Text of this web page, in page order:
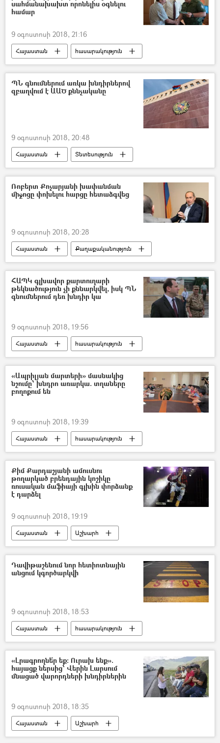
սահմանախախտ որոնելիս օգնելու
համար
9 օգոստոսի 2018, 21:16
Հայաստան
հասարակություն
Թուրքիա
ՊՆ գնումներում առկա խնդիրներով
զբաղվում է ԱԱԾ քննչականը
9 օգոստոսի 2018, 20:48
Հայաստան
Տնտեսություն
ՀՀ պաշտպանության նախարարություն (ՊՆ)
ՀՀ ազգային անվտանգության ծառայություն. ԱԱԾ
Ռոբերտ Քոչարյանի խափանման
միջոցը փոխելու հարցը հետաձգվեց
9 օգոստոսի 2018, 20:28
Հայաստան
Քաղաքականություն
«Մարտի 1»-ի գործը
Ռոբերտ Քոչարյան
ՀԱՊԿ գլխավոր քարտուղարի
թեկնածություն չի քննարկվել, իսկ ՊՆ
գնումներում դեռ խնդիր կա
9 օգոստոսի 2018, 19:56
Հայաստան
հասարակություն
Դավիթ Տոնոյան
«Մարտի 1»-ի գործը
«Ապրիլյան մարտերի» մասնակից
նշումը՝ խնդրո առարկա. տղաները
բողոքում են
9 օգոստոսի 2018, 19:39
Հայաստան
հասարակություն
Արցախ
ՀՀ պաշտպանության նախարարություն (ՊՆ)
Քիմ Քարդաշյանի ամուսնու
թողարկած բրենդային կոշիկը
ռուսական մաֆիայի գլխին փորձանք
է դարձել
9 օգոստոսի 2018, 19:19
Հայաստան
Աշխարհ
հասարակություն
Ամերիկայի Միացյալ Նահանգներ
Քիմ Քարդաշյան
Դավիթաշենում նոր հետիոտնային
անցում կգործարկվի
9 օգոստոսի 2018, 18:53
Հայաստան հասարակություն
«Լրագրողնե՞ր եք։ Ուրախ ենք».
հայացք ներսից՝ Վերին Լարսում
մնացած վարորդների խնդիրներին
9 օգոստոսի 2018, 18:35
Հայաստան
Աշխարհ
հասարակություն
Տարածաշրջան